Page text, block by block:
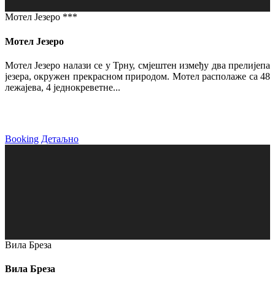
Мотел Језеро ***
Мотел Језеро
Мотел Језеро налази се у Трну, смјештен између два прелијепа
језера, окружен прекрасном природом. Мотел располаже са 48
лежајева, 4 једнокреветне...
Booking Детаљно
Вила Бреза
Вила Бреза